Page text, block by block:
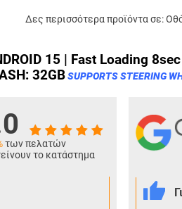
Δες περισσότερα προϊόντα σε:
15 | Fast Loading 8sec
32GBSUPPORTS STEERING
των πελατών
το κατάστημα